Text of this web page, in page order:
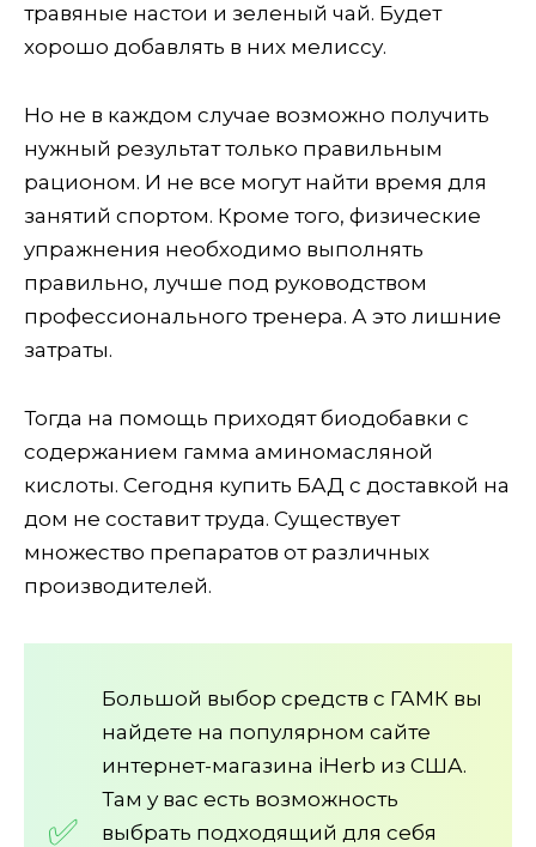
травяные настои и зеленый чай. Будет
хорошо добавлять в них мелиссу.
Но не в каждом случае возможно получить
нужный результат только правильным
рационом. И не все могут найти время для
занятий спортом. Кроме того, физические
упражнения необходимо выполнять
правильно, лучше под руководством
профессионального тренера. А это лишние
затраты.
Тогда на помощь приходят биодобавки с
содержанием гамма аминомасляной
кислоты. Сегодня купить БАД с доставкой на
дом не составит труда. Существует
множество препаратов от различных
производителей.
Большой выбор средств с ГАМК вы
найдете на популярном сайте
интернет-магазина iHerb из США.
Там у вас есть возможность
выбрать подходящий для себя